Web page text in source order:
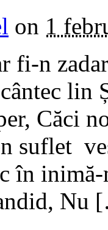
on 1
fi-n
lin
Căci
suflet
în
Nu